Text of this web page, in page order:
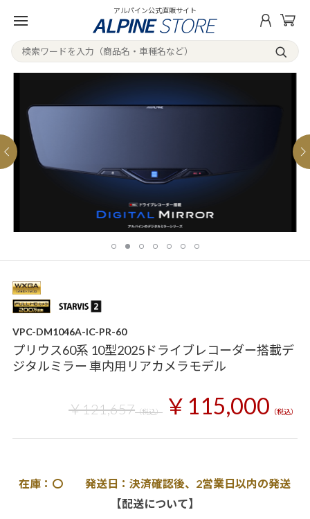
アルパイン公式直販サイト
VPC-DM1046A-IC-PR-60
プリウス60系 10型2025ドライブレコーダー搭載デ
ジタルミラー 車内用リアカメラモデル
￥121,657（税込） ￥115,000 （税込）
在庫：〇 発送日：決済確認後、2営業日以内の発送
【配送について】